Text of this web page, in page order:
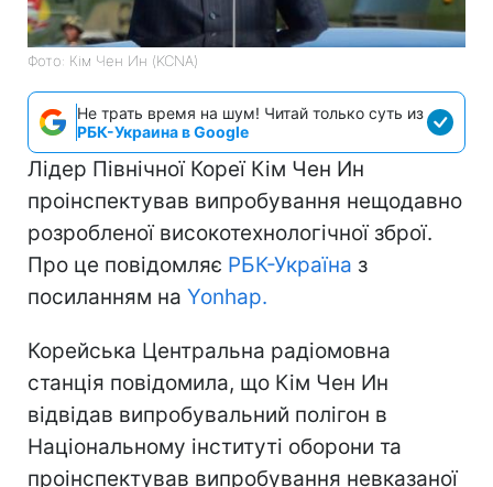
Фото: Кім Чен Ин (KCNA)
Не трать время на шум! Читай только суть из
РБК-Украина в Google
Лідер Північної Кореї Кім Чен Ин
проінспектував випробування нещодавно
розробленої високотехнологічної зброї.
Про це повідомляє РБК-Україна з
посиланням на Yonhap.
Корейська Центральна радіомовна
станція повідомила, що Кім Чен Ин
відвідав випробувальний полігон в
Національному інституті оборони та
проінспектував випробування невказаної